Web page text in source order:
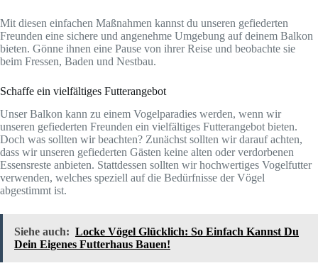
Mit diesen einfachen Maßnahmen kannst du unseren gefiederten
Freunden eine sichere und angenehme Umgebung auf deinem Balkon
bieten. Gönne ihnen eine Pause von ihrer Reise und beobachte sie
beim Fressen, Baden und Nestbau.
Schaffe ein vielfältiges Futterangebot
Unser Balkon kann zu einem Vogelparadies werden, wenn wir
unseren gefiederten Freunden ein vielfältiges Futterangebot bieten.
Doch was sollten wir beachten? Zunächst sollten wir darauf achten,
dass wir unseren gefiederten Gästen keine alten oder verdorbenen
Essensreste anbieten. Stattdessen sollten wir hochwertiges Vogelfutter
verwenden, welches speziell auf die Bedürfnisse der Vögel
abgestimmt ist.
Siehe auch: Locke Vögel Glücklich: So Einfach Kannst Du
Dein Eigenes Futterhaus Bauen!